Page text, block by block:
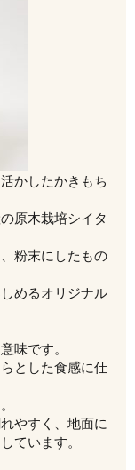
かしたかきもち
原木栽培シイタ
粉末にしたもの
めるオリジナル
味です。
とした食感に仕
やすく、地面に
ています。